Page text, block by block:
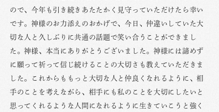
ので、今年も引き続きあたたかく見守っていただけたら幸い
です。神様のお力添えのおかげで、今日、仲違いしていた大
切な人と久しぶりに共通の話題で笑い合うことができまし
た。神様、本当にありがとうございました。神様には諦めず
に願って祈って信じ続けることの大切さも教えていただきま
した。これからももっと大切な人と仲良くなれるように、相
手のことを考えながら、相手にも私のことを大切にしたいと
思ってくれるような人間になれるように生きていこうと強く